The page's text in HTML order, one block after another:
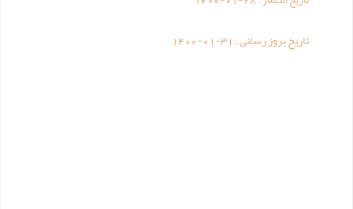
تاریخ بروز رسانی : 1400-01-31